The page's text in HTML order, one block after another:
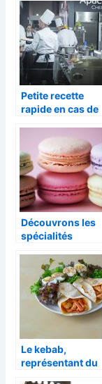
Petite recette
rapide en cas de
Découvrons les
spécialités
France
Le kebab,
représentant du